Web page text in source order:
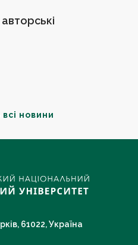
новини
61022, Україна